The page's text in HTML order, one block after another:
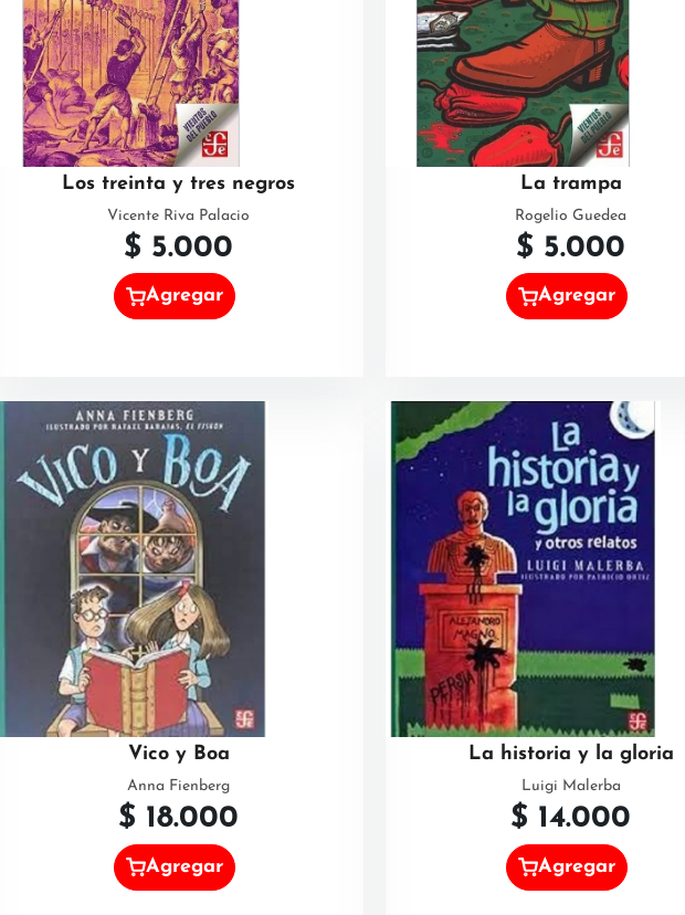
Los treinta y tres negros
Vicente Riva Palacio
$ 5.000
Agregar
La trampa
Rogelio Guedea
$ 5.000
Agregar
Vico y Boa
Anna Fienberg
$ 18.000
Agregar
La historia y la gloria
Luigi Malerba
$ 14.000
Agregar